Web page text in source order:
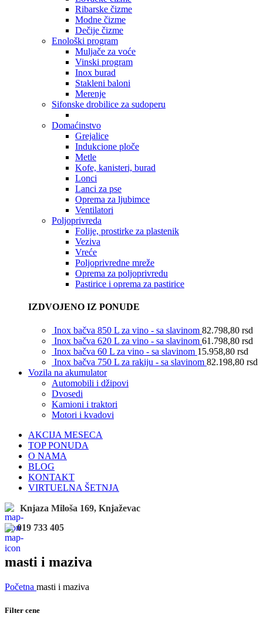
Ribarske čizme
Modne čizme
Dečije čizme
Enološki program
Muljače za voće
Vinski program
Inox burad
Stakleni baloni
Merenje
Sifonske drobilice za sudoperu
Domaćinstvo
Grejalice
Indukcione ploče
Metle
Kofe, kanisteri, burad
Lonci
Lanci za pse
Oprema za ljubimce
Ventilatori
Poljoprivreda
Folije, prostirke za plastenik
Veziva
Vreće
Poljoprivredne mreže
Oprema za poljoprivredu
Pastirice i oprema za pastirice
IZDVOJENO IZ PONUDE
Inox bačva 850 L za vino - sa slavinom 82.798,80 rsd
Inox bačva 620 L za vino - sa slavinom 61.798,80 rsd
Inox bačva 60 L za vino - sa slavinom 15.958,80 rsd
Inox bačva 750 L za rakiju - sa slavinom 82.198,80 rsd
Vozila na akumulator
Automobili i džipovi
Dvosedi
Kamioni i traktori
Motori i kvadovi
AKCIJA MESECA
TOP PONUDA
O NAMA
BLOG
KONTAKT
VIRTUELNA ŠETNJA
Knjaza Miloša 169, Knjaževac
019 733 405
masti i maziva
Početna masti i maziva
Filter cene